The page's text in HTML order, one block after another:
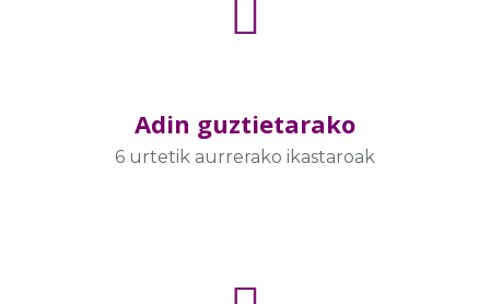
Adin guztietarako
6 urtetik aurrerako ikastaroak